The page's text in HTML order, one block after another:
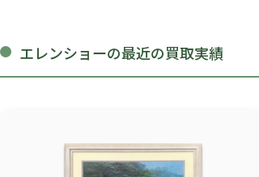
エレンショーの最近の買取実績